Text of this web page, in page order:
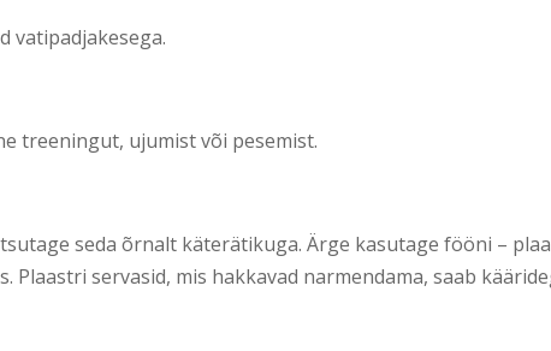
vatipadjakesega.
treeningut, ujumist või pesemist.
seda õrnalt käterätikuga. Ärge kasutage fööni –
Plaastri servasid, mis hakkavad narmendama, saab